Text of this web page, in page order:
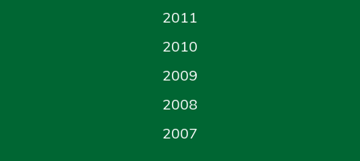
2011
2010
2009
2008
2007